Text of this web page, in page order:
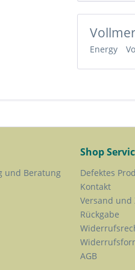
Energy
und Beratung
Shop
Defektes
Kontakt
Versand
Rückgabe
AGB